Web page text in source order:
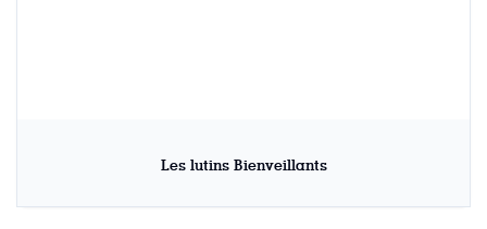
Les lutins Bienveillants